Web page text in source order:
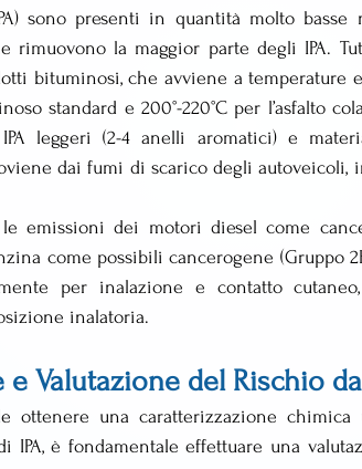
sono presenti in quantità molto
rimuovono la maggior parte degli IPA.
bituminosi, che avviene a temperature
standard e 200°-220°C per l’asfalto
leggeri (2-4 anelli aromatici) e
dai fumi di scarico degli
emissioni dei motori diesel come
come possibili cancerogene (Gruppo
per inalazione e contatto
inalatoria.
Valutazione del Rischio da
ottenere una caratterizzazione
IPA, è fondamentale effettuare una